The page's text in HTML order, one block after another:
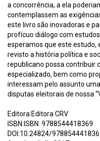
a concorrência, a ela
contemplassem as
este livro são inovadoras e
profícuo diálogo com
esperamos que este estudo,
revisto a história política e
republicano possa contribuir
especializado, bem como
interessam pelo assunto
disputas eleitorais de nossa
Editora:Editora CRV
ISBN:ISBN: 9788544418369
DOI:10.24824/